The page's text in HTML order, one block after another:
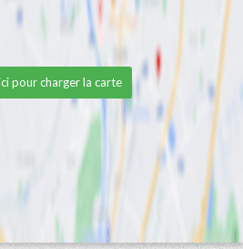
pour charger la carte